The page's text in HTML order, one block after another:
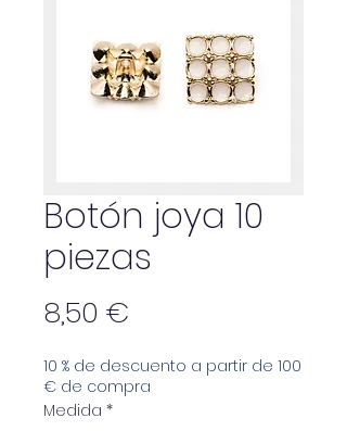
Botón joya 10
piezas
8,50 €
10 % de descuento a partir de 100
€ de compra
Medida *